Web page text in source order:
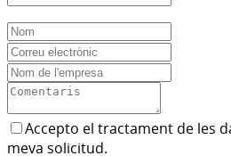
Accepto el tractament de les
meva solicitud.